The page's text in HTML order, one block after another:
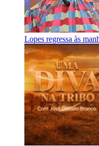
Lopes regressa às